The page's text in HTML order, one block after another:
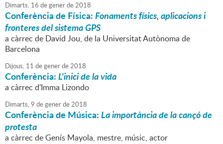
Dimarts, 16 degenerde2018
Conferència de Física:Fonaments físics, aplicacions i
fronteres del sistema GPS
a càrrec de David Jou, de la Universitat Autònoma de
Barcelona
Dijous, 11 degenerde2018
Conferència:L'inici de la vida
a càrrec d'Imma Lizondo
Dimarts,9 degenerde2018
Conferència de Música:La importància de la cançó de
protesta
a càrrec de Genís Mayola, mestre, músic, actor